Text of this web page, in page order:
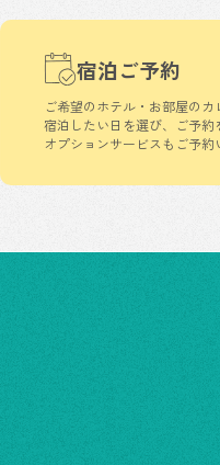
宿泊ご予約
ご希望のホテル・お部屋のカ
宿泊したい日を選び、ご予約
オプションサービスもご予約